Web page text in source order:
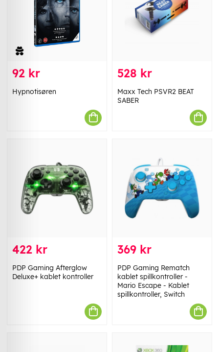
92 kr
Hypnotisøren
528 kr
Maxx Tech PSVR2 BEAT
SABER
422 kr
PDP Gaming Afterglow
Deluxe+ kablet kontroller
369 kr
PDP Gaming Rematch
kablet spillkontroller -
Mario Escape - Kablet
spillkontroller, Switch